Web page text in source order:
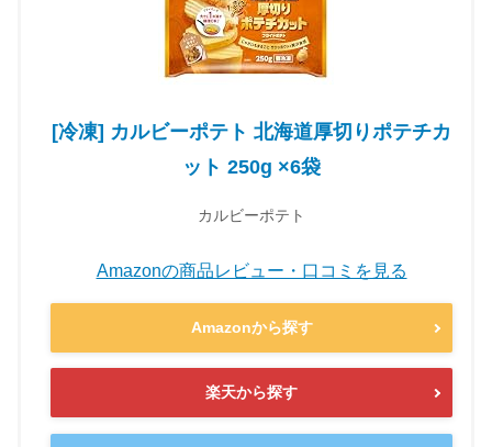
[冷凍] カルビーポテト 北海道厚切りポテチカ
ット 250g ×6袋
カルビーポテト
Amazonの商品レビュー・口コミを見る
Amazonから探す
楽天から探す